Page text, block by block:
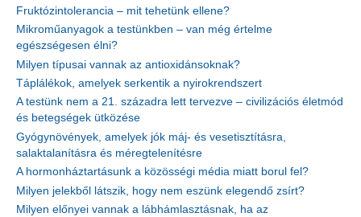
Fruktózintolerancia – mit tehetünk ellene?
Mikroműanyagok a testünkben – van még értelme
egészségesen élni?
Milyen típusai vannak az antioxidánsoknak?
Táplálékok, amelyek serkentik a nyirokrendszert
A testünk nem a 21. századra lett tervezve – civilizációs életmód
és betegségek ütközése
Gyógynövények, amelyek jók máj- és vesetisztításra,
salaktalanításra és méregtelenítésre
A hormonháztartásunk a közösségi média miatt borul fel?
Milyen jelekből látszik, hogy nem eszünk elegendő zsírt?
Milyen előnyei vannak a lábhámlasztásnak, ha az